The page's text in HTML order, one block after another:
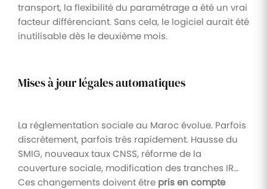
transport, la flexibilité du paramétrage a été un vrai
facteur différenciant. Sans cela, le logiciel aurait été
inutilisable dès le deuxième mois.
Mises à jour légales automatiques
La réglementation sociale au Maroc évolue. Parfois
discrètement, parfois très rapidement. Hausse du
SMIG, nouveaux taux CNSS, réforme de la
couverture sociale, modification des tranches IR…
Ces changements doivent être pris en compte